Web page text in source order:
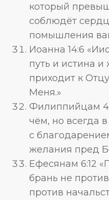
который
соблюдёт
помышления
Иоанна 14:6
путь и истина и
приходит к
Меня.»
Филиппийцам
чём, но всегда
с
желания пред
Ефесянам 6:12
брань не
против